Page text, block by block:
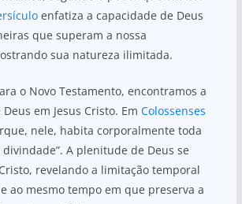
enfatiza a capacidade de Deus
que superam a nossa
sua natureza ilimitada.
o Novo Testamento, encontramos a
em Jesus Cristo. Em Colossenses
nele, habita corporalmente toda
A plenitude de Deus se
revelando a limitação temporal
ao mesmo tempo em que preserva a